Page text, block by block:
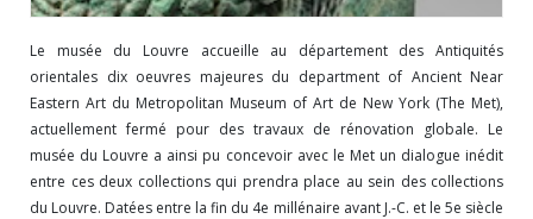
Le musée du Louvre accueille au département des Antiquités
orientales dix oeuvres majeures du department of Ancient Near
Eastern Art du Metropolitan Museum of Art de New York (The Met),
actuellement fermé pour des travaux de rénovation globale. Le
musée du Louvre a ainsi pu concevoir avec le Met un dialogue inédit
entre ces deux collections qui prendra place au sein des collections
du Louvre. Datées entre la fin du 4e millénaire avant J.-C. et le 5e siècle